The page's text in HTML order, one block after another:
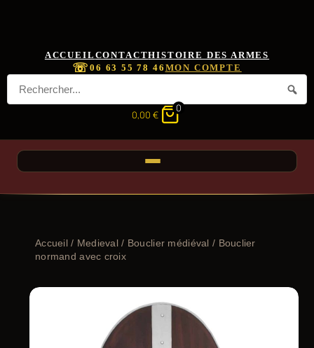
ACCUEIL CONTACTHISTOIRE DES ARMES
☏06 63 55 78 46 MON COMPTE
0,00 €
0
Accueil/ Medieval / Bouclier médiéval / Bouclier
normand avec croix